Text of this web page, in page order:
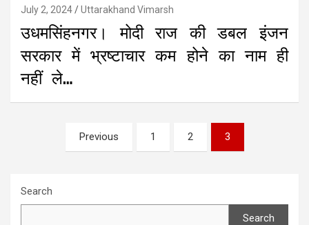
July 2, 2024 Uttarakhand Vimarsh
उधमसिंहनगर। मोदी राज की डबल इंजन
सरकार में भ्रष्टाचार कम होने का नाम ही
नहीं ले…
pagination
Previous 1 2 3
Search
Search